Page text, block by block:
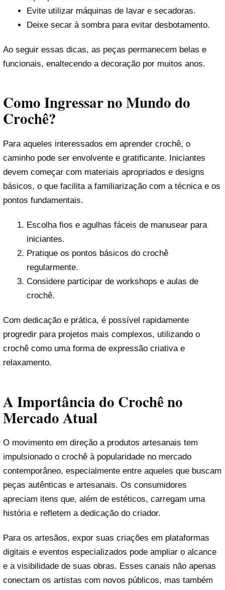
Evite utilizar máquinas de lavar e secadoras.
Deixe secar à sombra para evitar desbotamento.
Ao seguir essas dicas, as peças permanecem belas e
funcionais, enaltecendo a decoração por muitos anos.
Como Ingressar no Mundo do
Crochê?
Para aqueles interessados em aprender crochê, o
caminho pode ser envolvente e gratificante. Iniciantes
devem começar com materiais apropriados e designs
básicos, o que facilita a familiarização com a técnica e os
pontos fundamentais.
Escolha fios e agulhas fáceis de manusear para
iniciantes.
Pratique os pontos básicos do crochê
regularmente.
Considere participar de workshops e aulas de
crochê.
Com dedicação e prática, é possível rapidamente
progredir para projetos mais complexos, utilizando o
crochê como uma forma de expressão criativa e
relaxamento.
A Importância do Crochê no
Mercado Atual
O movimento em direção a produtos artesanais tem
impulsionado o crochê à popularidade no mercado
contemporâneo, especialmente entre aqueles que buscam
peças autênticas e artesanais. Os consumidores
apreciam itens que, além de estéticos, carregam uma
história e refletem a dedicação do criador.
Para os artesãos, expor suas criações em plataformas
digitais e eventos especializados pode ampliar o alcance
e a visibilidade de suas obras. Esses canais não apenas
conectam os artistas com novos públicos, mas também